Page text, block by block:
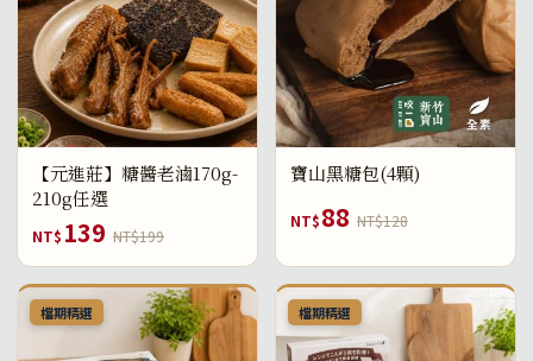
【元進莊】糖醬老滷170g-
210g任選
NT$ 139 NT$199
寶山黑糖包(4顆)
NT$88 NT$128
檔期精選 檔期精選